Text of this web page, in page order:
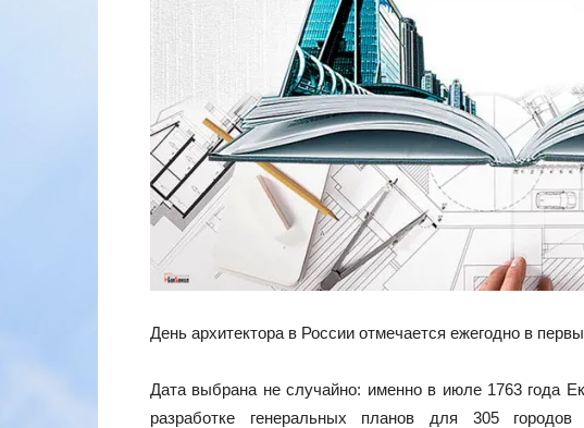
День архитектора в России отмечается ежегодно в
Дата выбрана не случайно: именно в июле 1763 года
разработке генеральных планов для 305